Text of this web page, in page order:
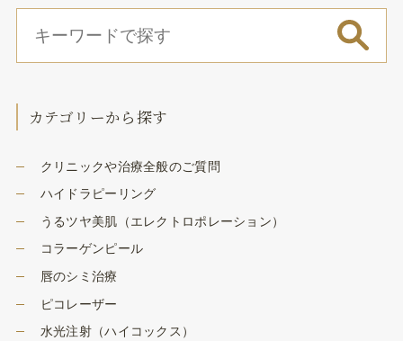
カテゴリーから探す
クリニックや治療全般のご質問
ハイドラピーリング
うるツヤ美肌（エレクトロポレーション）
コラーゲンピール
唇のシミ治療
ピコレーザー
水光注射（ハイコックス）